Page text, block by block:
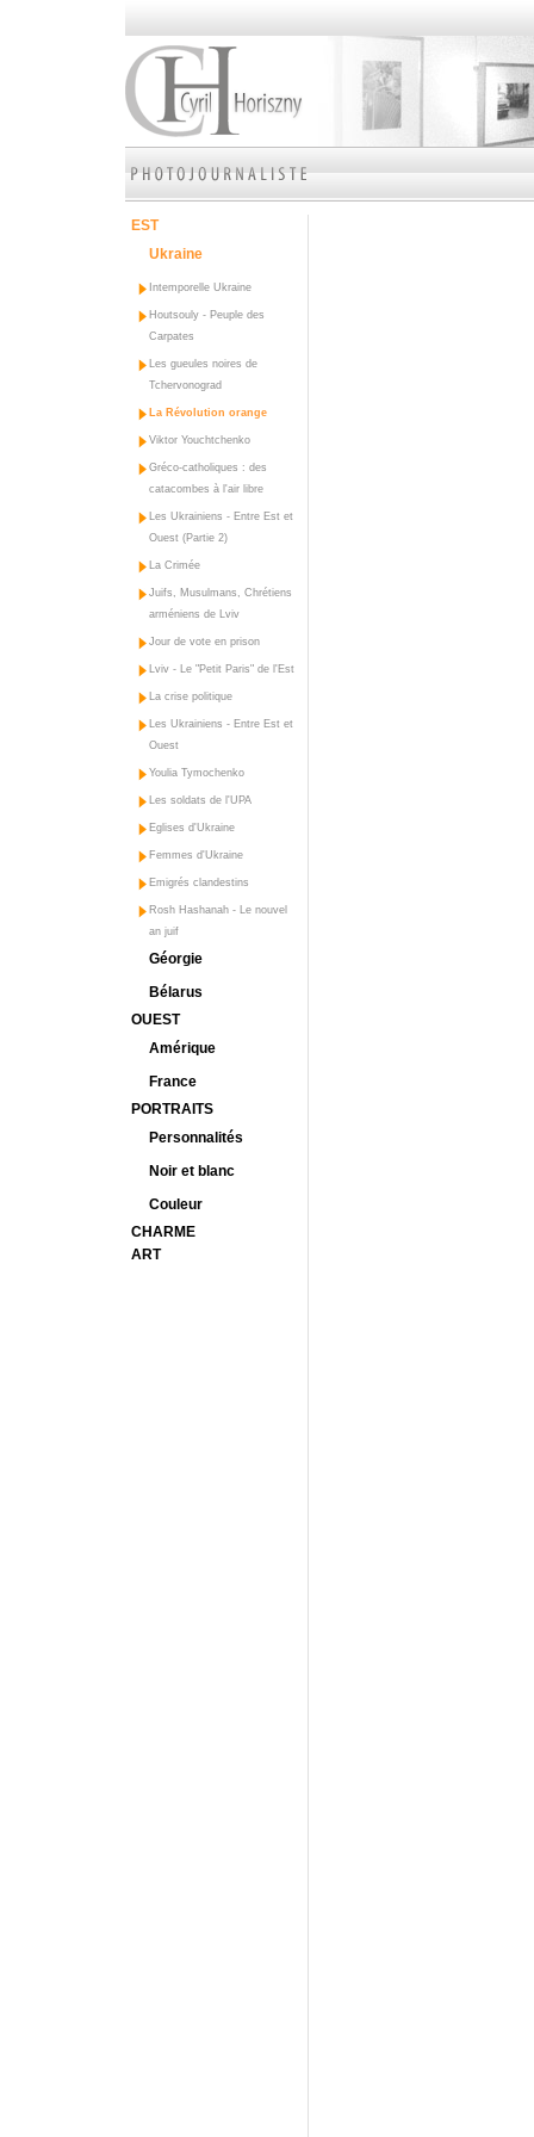
EST
Ukraine
Intemporelle Ukraine
Houtsouly - Peuple des
Carpates
Les gueules noires de
Tchervonograd
La Révolution orange
Viktor Youchtchenko
Gréco-catholiques : des
catacombes à l'air libre
Les Ukrainiens - Entre Est et
Ouest (Partie 2)
La Crimée
Juifs, Musulmans, Chrétiens
arméniens de Lviv
Jour de vote en prison
Lviv - Le "Petit Paris" de l'Est
La crise politique
Les Ukrainiens - Entre Est et
Ouest
Youlia Tymochenko
Les soldats de l'UPA
Eglises d'Ukraine
Femmes d'Ukraine
Emigrés clandestins
Rosh Hashanah - Le nouvel
an juif
Géorgie
Bélarus
OUEST
Amérique
France
PORTRAITS
Personnalités
Noir et blanc
Couleur
CHARME
ART